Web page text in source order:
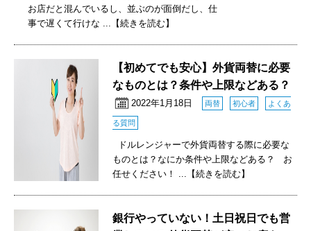
お店だと混んでいるし、並ぶのが面倒だし、仕
事で遅くて行けな
...【続きを読む】
【初めてでも安心】外貨両替に必要
なものとは？条件や上限などある？
2022年1月18日 両替 初心者 よくあ
る質問
ドルレンジャーで外貨両替する際に必要な
ものとは？なにか条件や上限などある？ お
任せください！
...【続きを読む】
銀行やっていない！土日祝日でも営